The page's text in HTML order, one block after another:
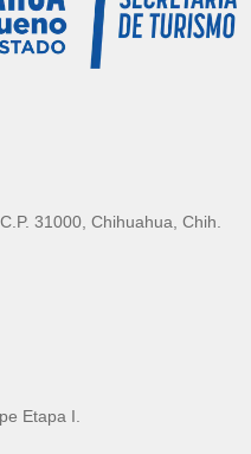
31000, Chihuahua, Chih.
Etapa I.